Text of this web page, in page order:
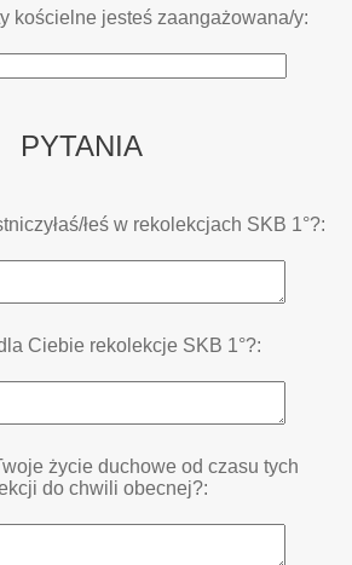
kościelne jesteś zaangażowana/y:
PYTANIA
łeś w rekolekcjach SKB 1°?:
Ciebie rekolekcje SKB 1°?:
życie duchowe od czasu tych
do chwili obecnej?: